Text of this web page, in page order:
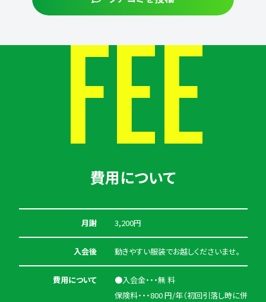
FEE
費用について
月謝 3,200円
入会後 動きやすい服装でお越しくださいませ。
費用について
●入会金・・・無 料
保険料・・・800 円/年（初回引落し時に併